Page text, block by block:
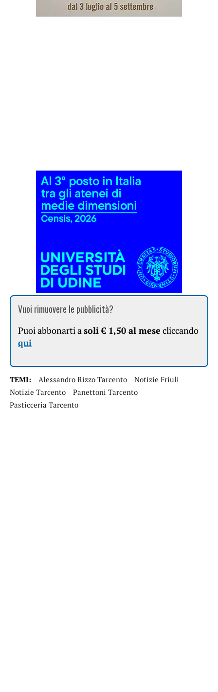
Vuoi rimuovere le pubblicità?
Puoi abbonarti asoli € 1,50 al mese cliccando
qui
TEMI: Alessandro Rizzo Tarcento
Notizie Friuli
Notizie Tarcento
Panettoni Tarcento
Pasticceria Tarcento